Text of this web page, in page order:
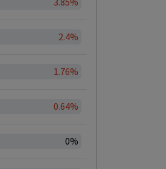
2.4%
1.76%
0.64%
0%